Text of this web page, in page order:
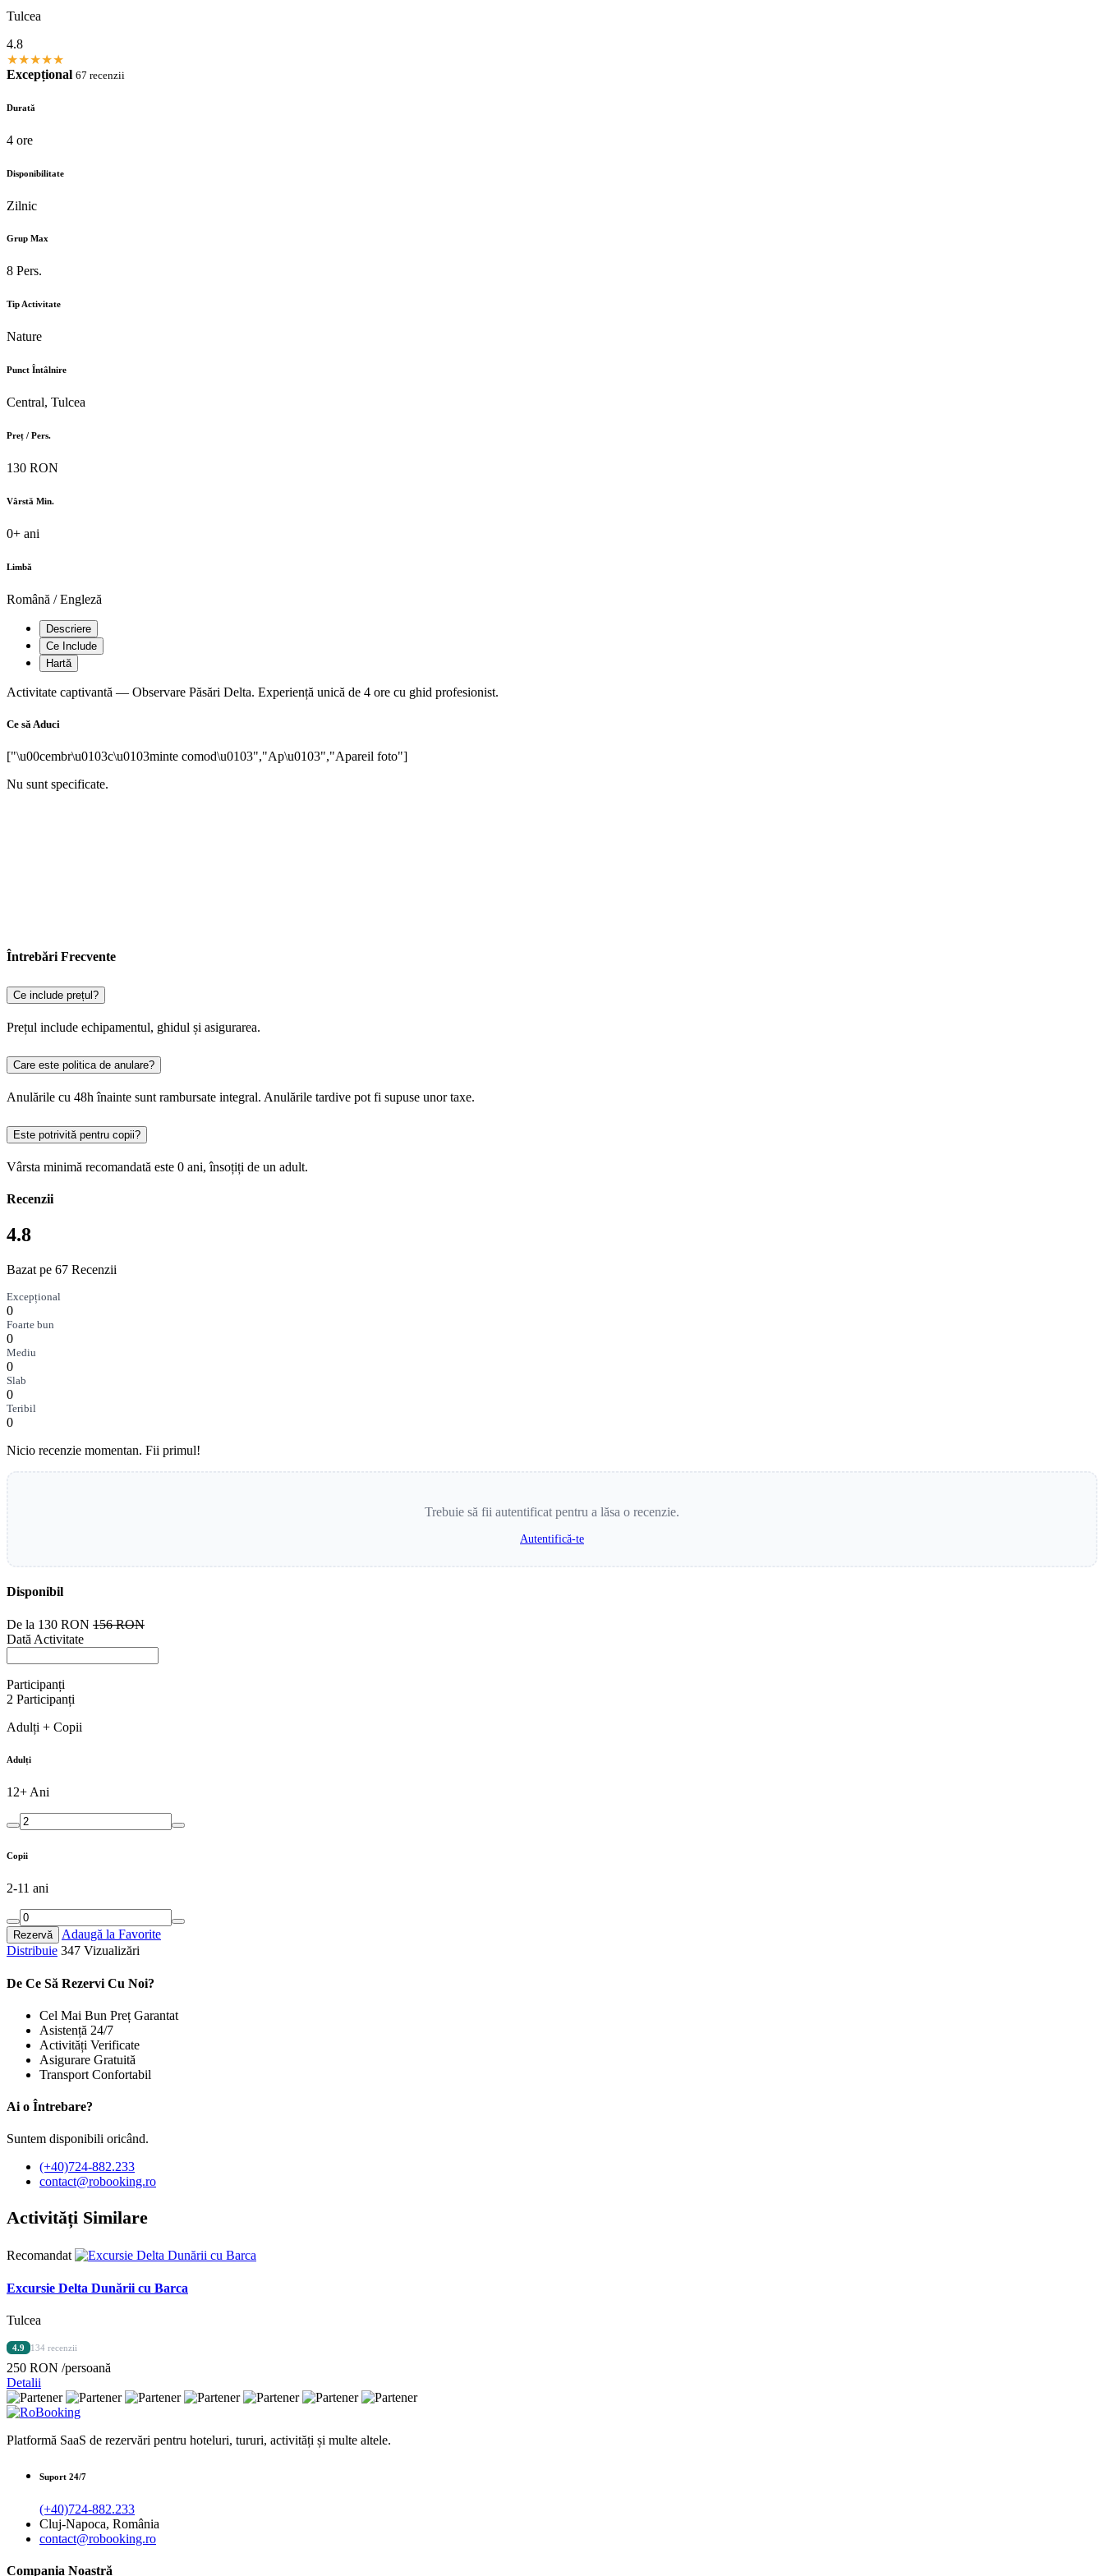
Tulcea
4.8
★★★★★
Excepțional 67 recenzii
Durată
4 ore
Disponibilitate
Zilnic
Grup Max
8 Pers.
Tip Activitate
Nature
Punct Întâlnire
Central, Tulcea
Preț / Pers.
130 RON
Vârstă Min.
0+ ani
Limbă
Română / Engleză
Descriere
Ce Include
Hartă
Activitate captivantă — Observare Păsări Delta. Experiență unică de 4 ore cu ghid profesionist.
Ce să Aduci
["\u00cembr\u0103c\u0103minte comod\u0103","Ap\u0103","Apareil foto"]
Nu sunt specificate.
Întrebări Frecvente
Ce include prețul?
Prețul include echipamentul, ghidul și asigurarea.
Care este politica de anulare?
Anulările cu 48h înainte sunt rambursate integral. Anulările tardive pot fi supuse unor taxe.
Este potrivită pentru copii?
Vârsta minimă recomandată este 0 ani, însoțiți de un adult.
Recenzii
4.8
Bazat pe 67 Recenzii
Excepțional
0
Foarte bun
0
Mediu
0
Slab
0
Teribil
0
Nicio recenzie momentan. Fii primul!
Trebuie să fii autentificat pentru a lăsa o recenzie.
Autentifică-te
Disponibil
De la 130 RON 156 RON
Dată Activitate
Participanți
2 Participanți
Adulți + Copii
Adulți
12+ Ani
Copii
2-11 ani
Rezervă
Adaugă la Favorite
Distribuie 347 Vizualizări
De Ce Să Rezervi Cu Noi?
Cel Mai Bun Preț Garantat
Asistență 24/7
Activități Verificate
Asigurare Gratuită
Transport Confortabil
Ai o Întrebare?
Suntem disponibili oricând.
(+40)724-882.233
contact@robooking.ro
Activități Similare
Recomandat
Excursie Delta Dunării cu Barca
Tulcea
4.9 134 recenzii
250 RON /persoană
Detalii
Platformă SaaS de rezervări pentru hoteluri, tururi, activități și multe altele.
Suport 24/7
(+40)724-882.233
Cluj-Napoca, România
contact@robooking.ro
Compania Noastră